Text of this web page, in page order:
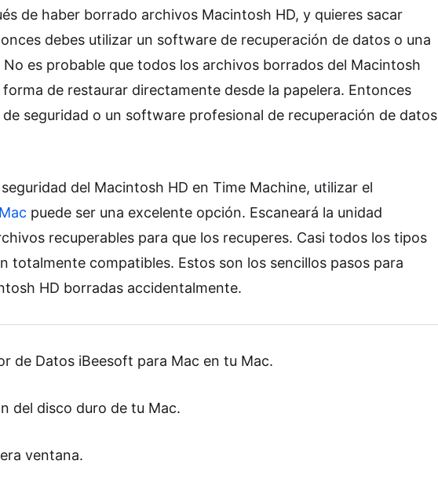
de haber borrado archivos Macintosh HD, y quieres sacar
debes utilizar un software de recuperación de datos o una
es probable que todos los archivos borrados del Macintosh
de restaurar directamente desde la papelera. Entonces
seguridad o un software profesional de recuperación de datos
del Macintosh HD en Time Machine, utilizar el
puede ser una excelente opción. Escaneará la unidad
recuperables para que los recuperes. Casi todos los tipos
totalmente compatibles. Estos son los sencillos pasos para
HD borradas accidentalmente.
de Datos iBeesoft para Mac en tu Mac.
del disco duro de tu Mac.
ventana.